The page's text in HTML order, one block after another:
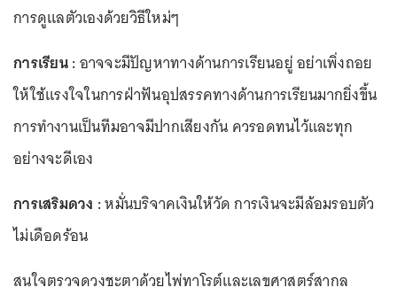
การดูแลตัวเองด้วยวิธีใหม่ๆ
การเรียน :อาจจะมีปัญหาทางด้านการเรียนอยู่ อย่าเพิ่งถอย
ให้ใช้แรงใจในการฝ่าฟันอุปสรรคทางด้านการเรียนมากยิ่งขึ้น
การทำงานเป็นทีมอาจมีปากเสียงกัน ควรอดทนไว้และทุก
อย่างจะดีเอง
การเสริมดวง :หมั่นบริจาคเงินให้วัด การเงินจะมีล้อมรอบตัว
ไม่เดือดร้อน
สนใจตรวจดวงชะตาด้วยไพ่ทาโรต์และเลขศาสตร์สากล